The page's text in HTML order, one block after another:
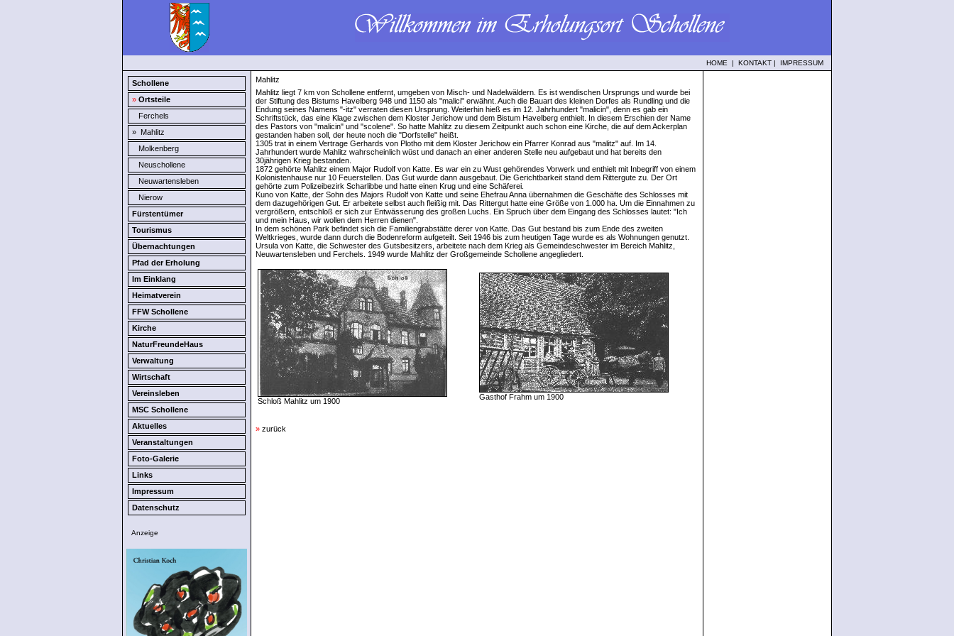
HOME | KONTAKT | IMPRESSUM
Schollene
» Ortsteile
Ferchels
» Mahlitz
Molkenberg
Neuschollene
Neuwartensleben
Nierow
Fürstentümer
Tourismus
Übernachtungen
Pfad der Erholung
Im Einklang
Heimatverein
FFW Schollene
Kirche
NaturFreundeHaus
Verwaltung
Wirtschaft
Vereinsleben
MSC Schollene
Aktuelles
Veranstaltungen
Foto-Galerie
Links
Impressum
Datenschutz
Anzeige
Mahlitz
Mahlitz liegt 7 km von Schollene entfernt, umgeben von Misch- und Nadelwäldern. Es ist wendischen Ursprungs und wurde bei
der Stiftung des Bistums Havelberg 948 und 1150 als "malici" erwähnt. Auch die Bauart des kleinen Dorfes als Rundling und die
Endung seines Namens "-itz" verraten diesen Ursprung. Weiterhin hieß es im 12. Jahrhundert "malicin", denn es gab ein
Schriftstück, das eine Klage zwischen dem Kloster Jerichow und dem Bistum Havelberg enthielt. In diesem Erschien der Name
des Pastors von "malicin" und "scolene". So hatte Mahlitz zu diesem Zeitpunkt auch schon eine Kirche, die auf dem Ackerplan
gestanden haben soll, der heute noch die "Dorfstelle" heißt.
1305 trat in einem Vertrage Gerhards von Plotho mit dem Kloster Jerichow ein Pfarrer Konrad aus "malitz" auf. Im 14.
Jahrhundert wurde Mahlitz wahrscheinlich wüst und danach an einer anderen Stelle neu aufgebaut und hat bereits den
30jährigen Krieg bestanden.
1872 gehörte Mahlitz einem Major Rudolf von Katte. Es war ein zu Wust gehörendes Vorwerk und enthielt mit Inbegriff von einem
Kolonistenhause nur 10 Feuerstellen. Das Gut wurde dann ausgebaut. Die Gerichtbarkeit stand dem Rittergute zu. Der Ort
gehörte zum Polizeibezirk Scharlibbe und hatte einen Krug und eine Schäferei.
Kuno von Katte, der Sohn des Majors Rudolf von Katte und seine Ehefrau Anna übernahmen die Geschäfte des Schlosses mit
dem dazugehörigen Gut. Er arbeitete selbst auch fleißig mit. Das Rittergut hatte eine Größe von 1.000 ha. Um die Einnahmen zu
vergrößern, entschloß er sich zur Entwässerung des großen Luchs. Ein Spruch über dem Eingang des Schlosses lautet: "Ich
und mein Haus, wir wollen dem Herren dienen".
In dem schönen Park befindet sich die Familiengrabstätte derer von Katte. Das Gut bestand bis zum Ende des zweiten
Weltkrieges, wurde dann durch die Bodenreform aufgeteilt. Seit 1946 bis zum heutigen Tage wurde es als Wohnungen genutzt.
Ursula von Katte, die Schwester des Gutsbesitzers, arbeitete nach dem Krieg als Gemeindeschwester im Bereich Mahlitz,
Neuwartensleben und Ferchels. 1949 wurde Mahlitz der Großgemeinde Schollene angegliedert.
Schloß Mahlitz um 1900 Gasthof Frahm um 1900
» zurück